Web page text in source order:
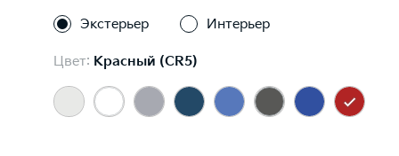
Экстерьер Интерьер
Цвет: Красный (CR5)